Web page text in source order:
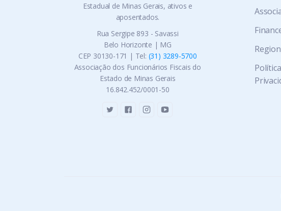
Estadual de Minas Gerais, ativos e
aposentados.
Rua Sergipe 893 - Savassi
Belo Horizonte | MG
CEP 30130-171 | Tel: (31) 3289-5700
Associação dos Funcionários Fiscais do
Estado de Minas Gerais
16.842.452/0001-50